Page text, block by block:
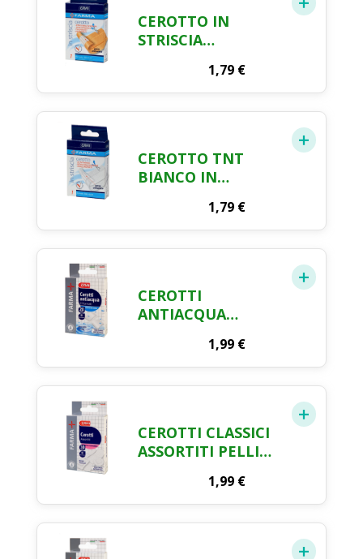
CEROTTO IN
STRISCIA
100 X 6 FARMA CRAI
1,79 €
CEROTTO TNT
BIANCO IN
6 FARMA CRAI
1,79 €
CEROTTI
ANTIACQUA
ASSORTITI FARMA
CRAI X 20
1,99 €
CEROTTI CLASSICI
ASSORTITI PELLI
1,99 €